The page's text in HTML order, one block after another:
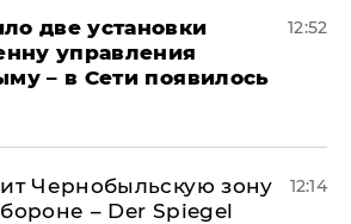
две установки
управления
– в Сети появилось
12:52
Чернобыльскую зону
– Der Spiegel
12:14